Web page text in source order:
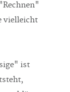
vielleicht
ist